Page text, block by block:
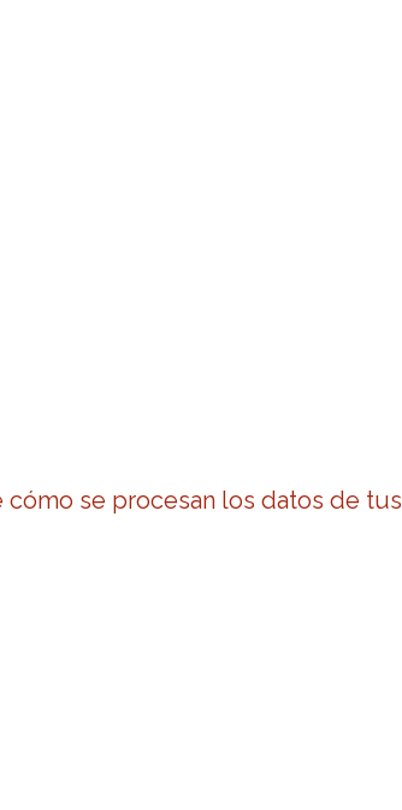
cómo se procesan los datos de tus